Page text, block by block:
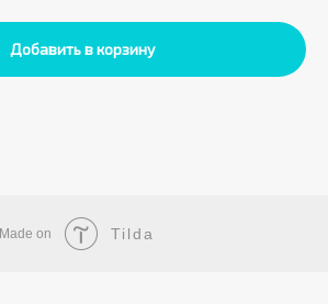
Добавить в корзину
Made on Tilda